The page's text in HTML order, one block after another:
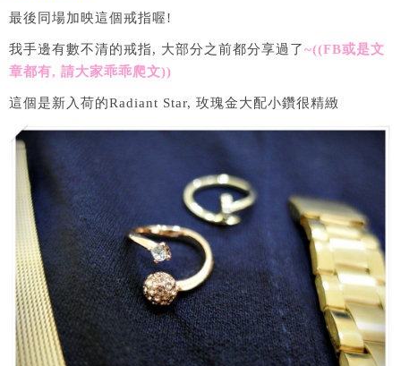
最後同場加映這個戒指喔!
我手邊有數不清的戒指, 大部分之前都分享過了~((FB或是文
章都有, 請大家乖乖爬文))
這個是新入荷的Radiant Star, 玫瑰金大配小鑽很精緻